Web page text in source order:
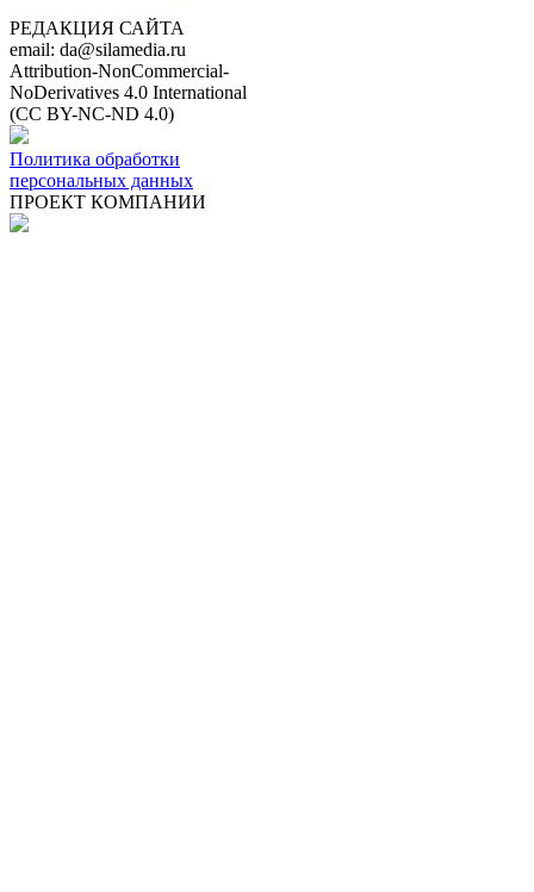
РЕДАКЦИЯ САЙТА
email: da@silamedia.ru
Attribution-NonCommercial-
NoDerivatives 4.0 International
(CC BY-NC-ND 4.0)
Политика обработки
персональных данных
ПРОЕКТ КОМПАНИИ